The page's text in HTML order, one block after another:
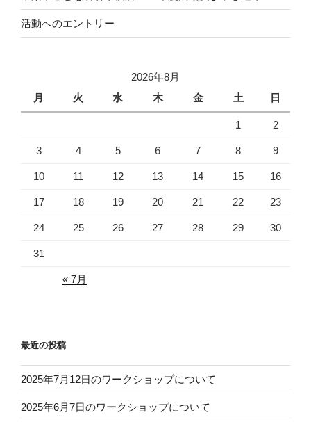
活動へのエントリー
2026年8月
月
火 水 木 金 土 日
1 2
3 4 5 6 7 8 9
10 11 12 13 14 15 16
17 18 19 20 21 22 23
24 25 26 27 28 29 30
31
« 7月
最近の投稿
2025年7月12日のワークショップについて
2025年6月7日のワークショップについて